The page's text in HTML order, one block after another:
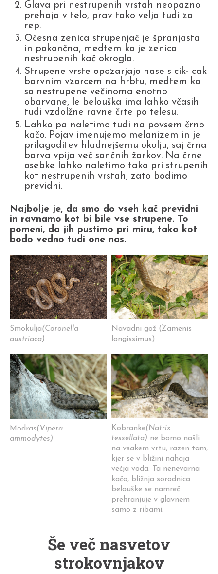
Glava pri nestrupenih vrstah neopazno
prehaja v telo, prav tako velja tudi za
rep.
Očesna zenica strupenjač je špranjasta
in pokončna, medtem ko je zenica
nestrupenih kač okrogla.
Strupene vrste opozarjajo nase s cik- cak
barvnim vzorcem na hrbtu, medtem ko
so nestrupene večinoma enotno
obarvane, le belouška ima lahko včasih
tudi vzdolžne ravne črte po telesu.
Lahko pa naletimo tudi na povsem črno
kačo. Pojav imenujemo melanizem in je
prilagoditev hladnejšemu okolju, saj črna
barva vpija več sončnih žarkov. Na črne
osebke lahko naletimo tako pri strupenih
kot nestrupenih vrstah, zato bodimo
previdni.
Najbolje je, da smo do vseh kač previdni
in ravnamo kot bi bile vse strupene. To
pomeni, da jih pustimo pri miru, tako kot
bodo vedno tudi one nas.
Smokulja(Coronella
austriaca)
Navadni gož (Zamenis
longissimus)
Modras(Vipera
ammodytes)
Kobranke(Natrix
tessellata) ne bomo našli
na vsakem vrtu, razen tam,
kjer se v bližini nahaja
večja voda. Ta nenevarna
kača, bližnja sorodnica
belouške se namreč
prehranjuje v glavnem
samo z ribami.
Še več nasvetov
strokovnjakov